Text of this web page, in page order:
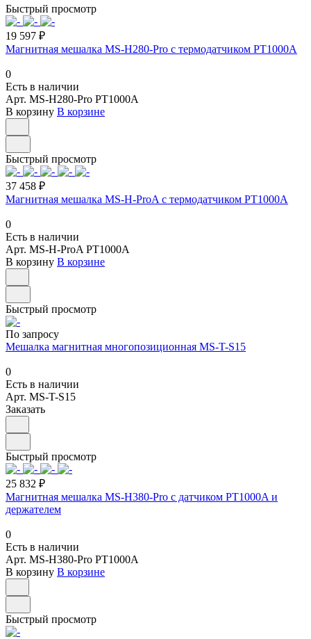
Быстрый просмотр
19 597 ₽
Магнитная мешалка MS-H280-Pro с термодатчиком PT1000A
0
Есть в наличии
Арт. MS-H280-Pro PT1000A
В корзину В корзине
Быстрый просмотр
37 458 ₽
Магнитная мешалка MS-H-ProA с термодатчиком PT1000A
0
Есть в наличии
Арт. MS-H-ProA PT1000A
В корзину В корзине
Быстрый просмотр
По запросу
Мешалка магнитная многопозиционная MS-T-S15
0
Есть в наличии
Арт. MS-T-S15
Заказать
Быстрый просмотр
25 832 ₽
Магнитная мешалка MS-H380-Pro с датчиком PT1000A и
держателем
0
Есть в наличии
Арт. MS-H380-Pro PT1000A
В корзину В корзине
Быстрый просмотр